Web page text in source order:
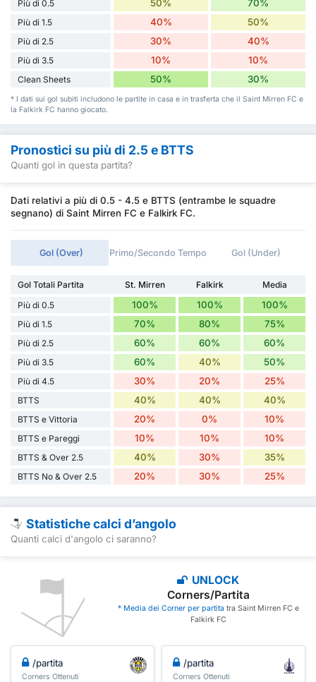
Più di 0.5
50% 70%
Più di 1.5 40% 50%
Più di 2.5 30% 40%
Più di 3.5 10% 10%
Clean Sheets 50% 30%
* I dati sui gol subiti includono le partite in casa e in trasferta che il Saint Mirren FC e
la Falkirk FC hanno giocato.
Pronostici su più di 2.5 e BTTS
Quanti gol in questa partita?
Dati relativi a più di 0.5 - 4.5 e BTTS (entrambe le squadre
segnano) di Saint Mirren FC e Falkirk FC.
Gol (Over) Primo/Secondo Tempo Gol (Under)
Gol Totali Partita St. Mirren Falkirk
Media
Più di 0.5
100% 100% 100%
Più di 1.5 70% 80% 75%
Più di 2.5 60% 60% 60%
Più di 3.5 60% 40% 50%
Più di 4.5 30% 20% 25%
BTTS 40% 40% 40%
BTTS e Vittoria 20% 0% 10%
BTTS e Pareggi 10% 10% 10%
BTTS & Over 2.5 40% 30% 35%
BTTS No & Over 2.5 20% 30% 25%
Statistiche calci d’angolo
Quanti calci d'angolo ci saranno?
UNLOCK
Corners/Partita
* Media dei Corner per partitatra Saint Mirren FC e
Falkirk FC
/partita
Corners Ottenuti
/partita
Corners Ottenuti